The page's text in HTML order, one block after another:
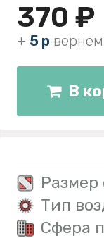
370 ₽
+ 5 р
В
Размер
Тип
Сфера